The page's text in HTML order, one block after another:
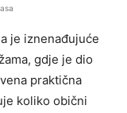
je iznenađujuće
gdje je dio
praktična
koliko obični